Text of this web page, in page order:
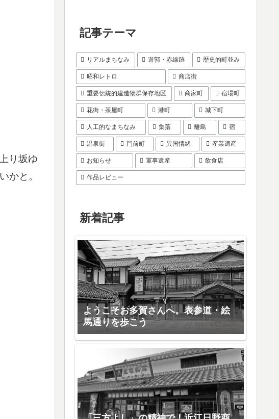
り坂ゆ
かと。
記事テーマ
リアルまちなみ 遊郭・赤線跡 歴史的町並み
昭和レトロ 商店街
重要伝統的建造物群保存地区 商家町 宿場町
花街・茶屋町 港町 城下町
人工的なまちなみ 集落 離島 宿
温泉街 門前町 異国情緒 産業遺産
お知らせ 軍事遺産 飲食店
作品レビュー
新着記事
ようこそお多賀さんへ。表参道・絵
馬通りを歩こう